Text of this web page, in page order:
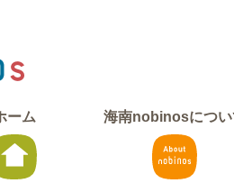
ーム 海南nobinosについ